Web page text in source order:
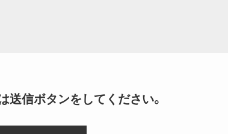
信ボタンをしてください。